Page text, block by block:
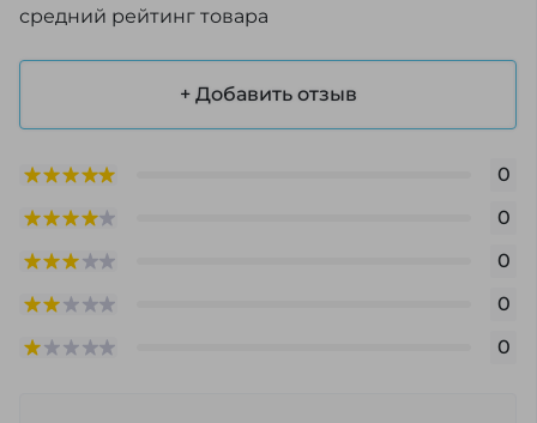
средний рейтинг товара
+ Добавить отзыв
0
0
0
0
0